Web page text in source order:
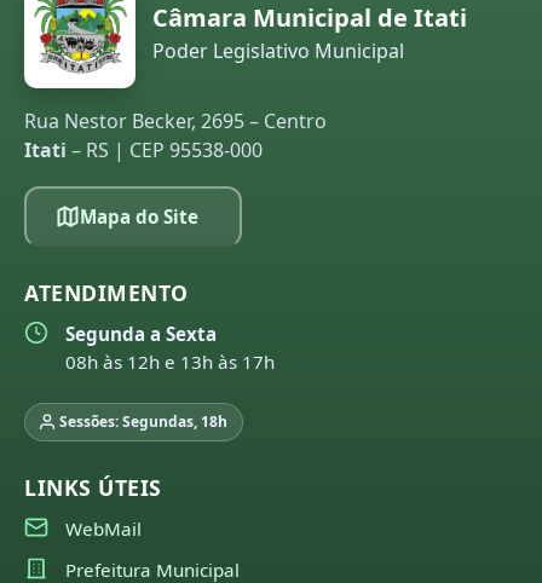
Câmara Municipal de Itati
Poder Legislativo Municipal
Rua Nestor Becker, 2695 – Centro
Itati – RS | CEP 95538-000
Mapa do Site
ATENDIMENTO
Segunda a Sexta
08h às 12h e 13h às 17h
Sessões: Segundas, 18h
LINKS ÚTEIS
WebMail
Prefeitura Municipal